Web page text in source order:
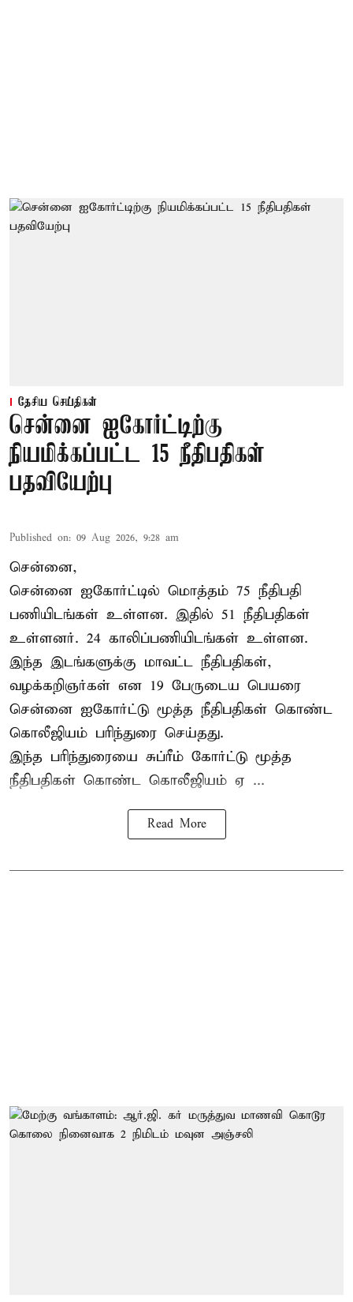
தேசிய செய்திகள்
சென்னை ஐகோர்ட்டிற்கு
நியமிக்கப்பட்ட 15 நீதிபதிகள்
பதவியேற்பு
Published on: 09 Aug 2026, 9:28 am
சென்னை,
சென்னை ஐகோர்ட்டில் மொத்தம் 75 நீதிபதி
பணியிடங்கள் உள்ளன. இதில் 51 நீதிபதிகள்
உள்ளனர். 24 காலிப்பணியிடங்கள் உள்ளன.
இந்த இடங்களுக்கு மாவட்ட நீதிபதிகள்,
வழக்கறிஞர்கள் என 19 பேருடைய பெயரை
சென்னை ஐகோர்ட்டு மூத்த நீதிபதிகள் கொண்ட
கொலீஜியம் பரிந்துரை செய்தது.
இந்த பரிந்துரையை சுப்ரீம் கோர்ட்டு மூத்த
நீதிபதிகள் கொண்ட கொலீஜியம் ஏ ...
Read More